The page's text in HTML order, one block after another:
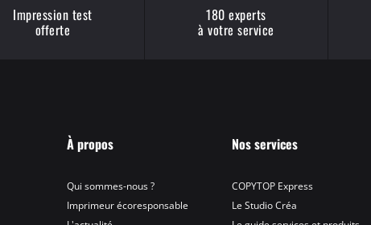
Impression test
offerte
180 experts
à votre service
À propos
Qui sommes-nous ?
Imprimeur écoresponsable
Nos services
COPYTOP Express
Le Studio Créa